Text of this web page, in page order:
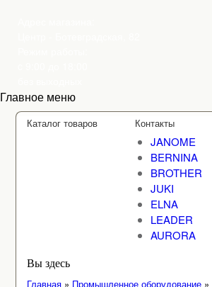
Главное меню
Каталог товаров Контакты
JANOME
BERNINA
BROTHER
JUKI
ELNA
LEADER
AURORA
Вы здесь
Главная » Промышленное оборудование »